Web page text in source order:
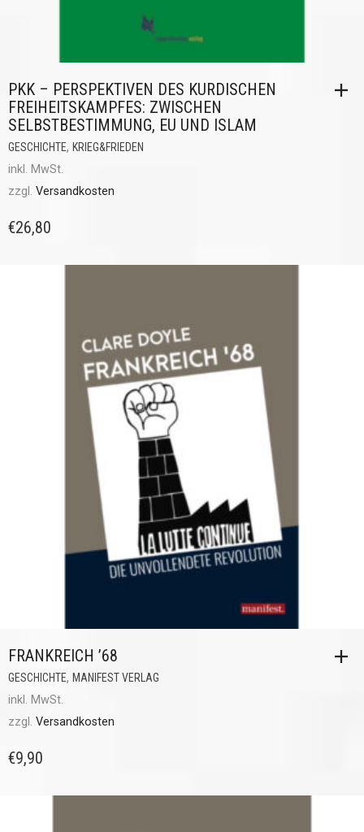
PKK – PERSPEKTIVEN DES KURDISCHEN
FREIHEITSKAMPFES: ZWISCHEN
SELBSTBESTIMMUNG, EU UND ISLAM
GESCHICHTE, KRIEG&FRIEDEN
inkl. MwSt.
zzgl. Versandkosten
€26,80
FRANKREICH ’68
GESCHICHTE, MANIFEST VERLAG
inkl. MwSt.
zzgl. Versandkosten
€9,90